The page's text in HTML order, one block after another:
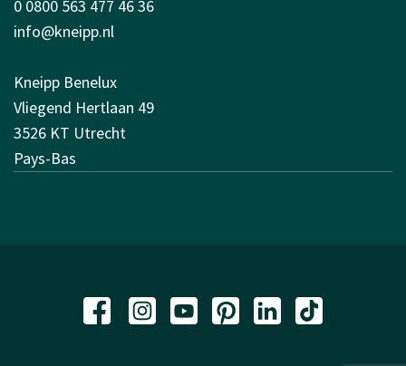
0 0800 563 477 46 36
info@kneipp.nl
Kneipp Benelux
Vliegend Hertlaan 49
3526 KT Utrecht
Pays-Bas